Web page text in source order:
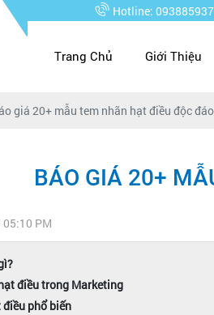
Hotline:
Trang Chủ Giới Thiệu
giá 20+ mẫu tem nhãn hạt điều độc
BÁO GIÁ 20+
PM
điều trong Marketing
phổ biến